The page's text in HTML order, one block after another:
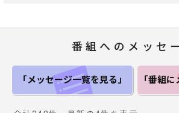
番組へのメッセ
「メッセージ一覧を見る」 「番組